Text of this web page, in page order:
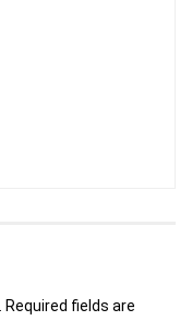
Required fields are